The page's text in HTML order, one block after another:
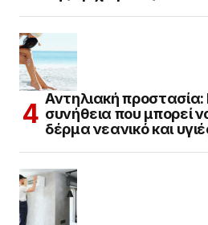
Αντηλιακή προστασία:
συνήθεια που μπορεί
δέρμα νεανικό και